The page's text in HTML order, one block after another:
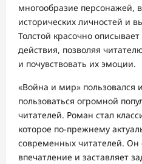
многообразие персонажей,
исторических личностей и
Толстой красочно
действия, позволяя
и почувствовать их эмоции.
«Война и мир» пользовался
пользоваться огромной
читателей. Роман стал
которое по-прежнему
современных читателей. Он
впечатление и заставляет